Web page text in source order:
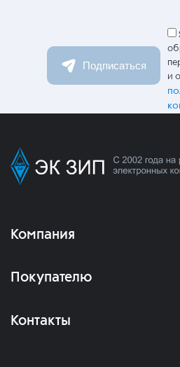
Подписаться
и
Компания
Покупателю
Контакты